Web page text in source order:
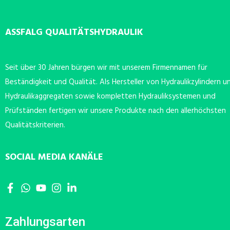
ASSFALG QUALITÄTSHYDRAULIK
Seit über 30 Jahren bürgen wir mit unserem Firmennamen für
Beständigkeit und Qualität. Als Hersteller von Hydraulikzylindern
Hydraulikaggregaten sowie kompletten Hydrauliksystemen und
Prüfständen fertigen wir unsere Produkte nach den allerhöchsten
Qualitätskriterien.
SOCIAL MEDIA KANÄLE
Zahlungsarten